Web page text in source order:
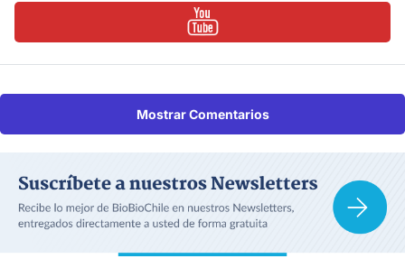
Mostrar Comentarios